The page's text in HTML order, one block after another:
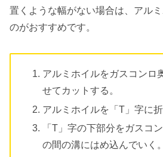
置くような幅がない場合は、アル
のがおすすめです。
アルミホイルをガスコンロ
せてカットする。
アルミホイルを「T」字に
「T」字の下部分をガスコ
の間の溝にはめ込んでいく。